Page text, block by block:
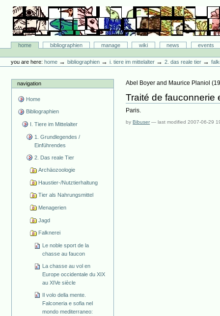
content.
navigation
Bibliographie-Portal
Sectionshome bibliographien manage wiki news
events
tools
you are here: home →bibliographien →i. tiere im mittelalter →2. das reale tier →
navigation
Home
Bibliographien
I. Tiere im Mittelalter
1. Grundlegendes /
Einführendes
2. Das reale Tier
Archäozoologie
Haustier-/Nutztierhaltung
Tier als Nahrungsmittel
Menagerien
Jagd
Falknerei
Le noble sport de la
chasse au faucon
La chasse au vol en
Europe occidentale du XIX
au XIVe siècle
Il volo della mente.
Falconeria e sofia nel
mondo mediterraneo:
Abel Boyer and Maurice Planiol (
Traité de fauconnerie
Paris.
byBibuser —last modified2007-06-29